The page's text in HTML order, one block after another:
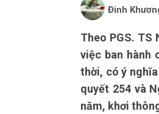
Đình
Theo PGS. TS
việc ban hành
thời, có ý
quyết 254 và
năm, khơi